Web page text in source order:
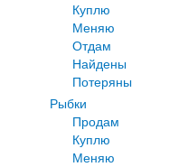
Куплю
Меняю
Отдам
Найдены
Потеряны
Рыбки
Продам
Куплю
Меняю